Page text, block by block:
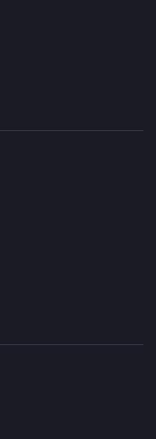
con linee locali, taxi o
il lungomare e